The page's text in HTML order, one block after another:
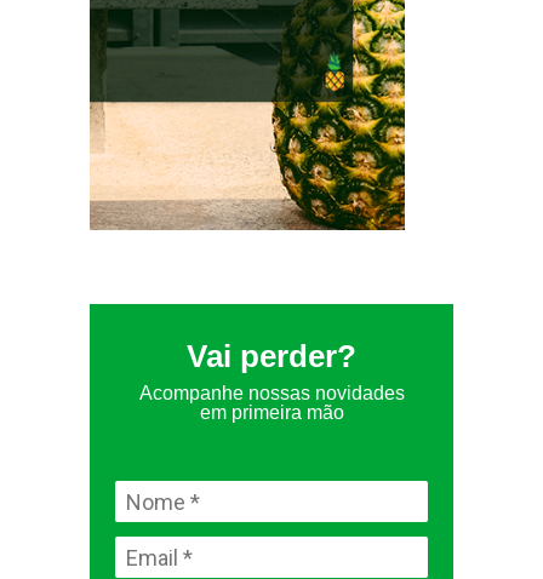
Vai perder?
Acompanhe nossas novidades
em primeira mão